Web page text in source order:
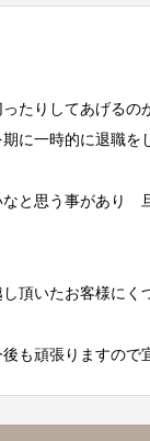
たりしてあげるの
に一時的に退職を
と思う事があり
頂いたお客様にく
も頑張りますので